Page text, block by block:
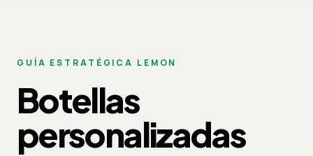
GUÍA ESTRATÉGICA LEMON
Botellas
personalizadas